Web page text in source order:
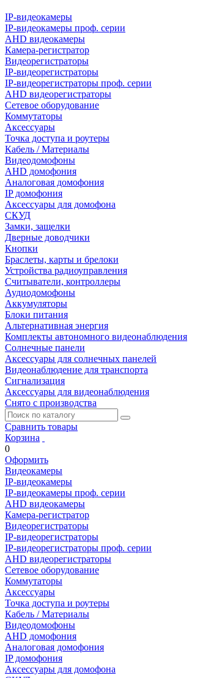
IP-видеокамеры
IP-видеокамеры проф. серии
AHD видеокамеры
Камера-регистратор
Видеорегистраторы
IP-видеорегистраторы
IP-видеорегистраторы проф. серии
AHD видеорегистраторы
Сетевое оборудование
Коммутаторы
Аксессуары
Точка доступа и роутеры
Кабель / Материалы
Видеодомофоны
AHD домофония
Аналоговая домофония
IP домофония
Аксессуары для домофона
СКУД
Замки, защелки
Дверные доводчики
Кнопки
Браслеты, карты и брелоки
Устройства радиоуправления
Считыватели, контроллеры
Аудиодомофоны
Аккумуляторы
Блоки питания
Альтернативная энергия
Комплекты автономного видеонаблюдения
Солнечные панели
Аксессуары для солнечных панелей
Видеонаблюдение для транспорта
Сигнализация
Аксессуары для видеонаблюдения
Снято с производства
Сравнить товары
Корзина
0
Оформить
Видеокамеры
IP-видеокамеры
IP-видеокамеры проф. серии
AHD видеокамеры
Камера-регистратор
Видеорегистраторы
IP-видеорегистраторы
IP-видеорегистраторы проф. серии
AHD видеорегистраторы
Сетевое оборудование
Коммутаторы
Аксессуары
Точка доступа и роутеры
Кабель / Материалы
Видеодомофоны
AHD домофония
Аналоговая домофония
IP домофония
Аксессуары для домофона